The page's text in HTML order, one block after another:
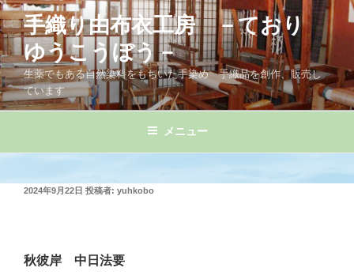
コ
ン
テ
ン
ツ
へ
手織り由布衣工房 －ており
ゆうこうぼう－
生薬でもある自然染料をもちいた手染め 手織品を創作、販売し
ています
メニュー
投
2024年9月22日 投稿者: yuhkobo
秋彼岸 中日法要